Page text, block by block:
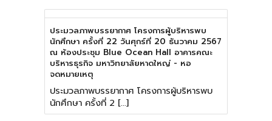
ประมวลภาพบรรยากาศ โครงการผู้บริหารพบ
นักศึกษา ครั้งที่ 22 วันศุกร์ที่ 20 ธันวาคม 2567
ณ ห้องประชุม Blue Ocean Hall อาคารคณะ
บริหารธุรกิจ มหาวิทยาลัยหาดใหญ่ - หอ
จดหมายเหตุ
ประมวลภาพบรรยากาศ โครงการผู้บริหารพบ
นักศึกษา ครั้งที่ 2 […]